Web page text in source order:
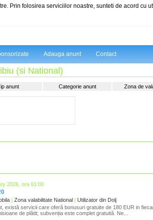
Prin folosirea serviciilor noastre, sunteti de acord cu
Adauga anunt Contact
(si National)
anunt Categorie anunt Zona de
2026, ora 01:00
| Zona valabilitate National | Utilizator din Dolj
există servicii care oferă bonusuri gratuite de 180 EUR in
de plătit; subvenția este complet gratuită. Ne...